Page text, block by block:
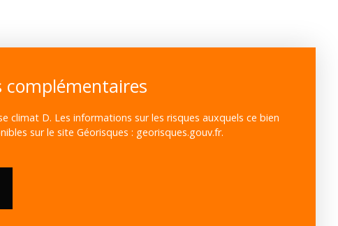
climat D. Les informations sur les risques auxquels ce bien
sur le site Géorisques : georisques.gouv.fr.